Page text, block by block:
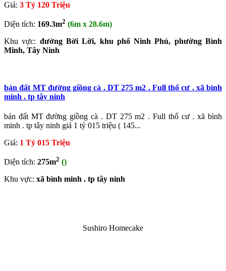
Giá: 3 Tỷ 120 Triệu
Diện tích: 169.3m2 (6m x 28.6m)
Khu vực: đường Bời Lời, khu phố Ninh Phú, phường Bình
Minh, Tây Ninh
bán đất MT đường giồng cà . DT 275 m2 . Full thổ cư . xã bình
minh . tp tây ninh
bán đất MT đường giồng cà . DT 275 m2 . Full thổ cư . xã bình
minh . tp tây ninh giá 1 tỷ 015 triệu ( 145...
Giá: 1 Tỷ 015 Triệu
Diện tích: 275m2 ()
Khu vực: xã bình minh . tp tây ninh
Sushiro Homecake